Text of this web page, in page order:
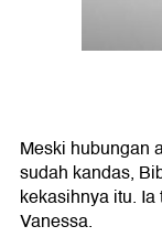
Meski hubungan
sudah kandas,
kekasihnya itu.
Vanessa.